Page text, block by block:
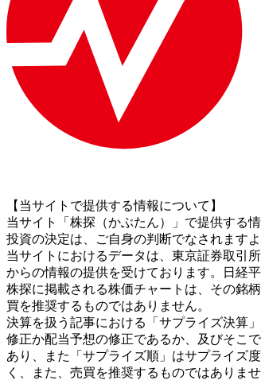
【当サイトで提供する情報について】
当サイト「株探（かぶたん）」で提供する
投資の決定は、ご自身の判断でなされます
当サイトにおけるデータは、東京証券取引
からの情報の提供を受けております。日経
株探に掲載される株価チャートは、その銘
買を推奨するものではありません。
決算を扱う記事における「サプライズ決算
修正か配当予想の修正であるか、及びそこ
あり、また「サプライズ順」はサプライズ
く、また、売買を推奨するものではありませ